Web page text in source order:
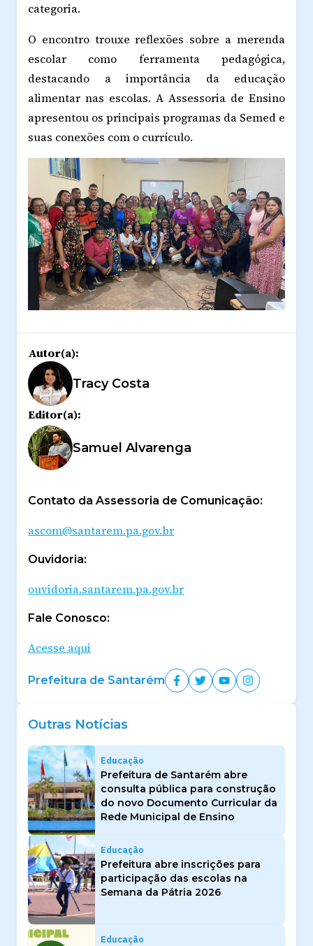
categoria.
O encontro trouxe reflexões sobre a merenda
escolar como ferramenta pedagógica,
destacando a importância da educação
alimentar nas escolas. A Assessoria de Ensino
apresentou os principais programas da Semed e
suas conexões com o currículo.
Autor(a):
Tracy Costa
Editor(a):
Samuel Alvarenga
Contato da Assessoria de Comunicação:
ascom@santarem.pa.gov.br
Ouvidoria:
ouvidoria.santarem.pa.gov.br
Fale Conosco:
Acesse aqui
Prefeitura de Santarém
Outras Notícias
Educação
Prefeitura de Santarém abre
consulta pública para construção
do novo Documento Curricular da
Rede Municipal de Ensino
Educação
Prefeitura abre inscrições para
participação das escolas na
Semana da Pátria 2026
Educação